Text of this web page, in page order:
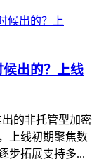
候出的？上线
出的非托管型加密
上线初期聚焦数
步拓展支持多...